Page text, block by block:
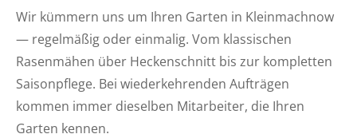
Wir kümmern uns um Ihren Garten in Kleinmachnow
— regelmäßig oder einmalig. Vom klassischen
Rasenmähen über Heckenschnitt bis zur kompletten
Saisonpflege. Bei wiederkehrenden Aufträgen
kommen immer dieselben Mitarbeiter, die Ihren
Garten kennen.